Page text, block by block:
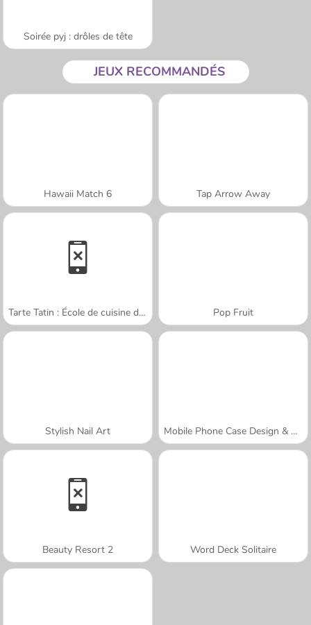
Soirée pyj : drôles de tête
JEUX RECOMMANDÉS
Hawaii Match 6 Tap Arrow Away
Tarte Tatin : École de cuisine de Sara Pop Fruit
Stylish Nail Art Mobile Phone Case Design & DIY
Beauty Resort 2 Word Deck Solitaire